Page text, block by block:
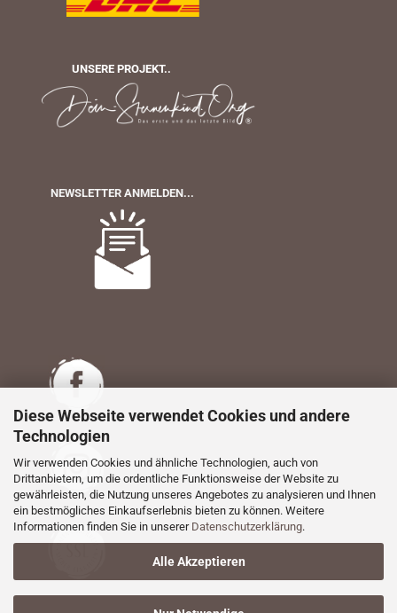
Diese Webseite verwendet Cookies und andere
Technologien
Wir verwenden Cookies und ähnliche Technologien, auch von
Drittanbietern, um die ordentliche Funktionsweise der Website zu
gewährleisten, die Nutzung unseres Angebotes zu analysieren und Ihnen
ein bestmögliches Einkaufserlebnis bieten zu können. Weitere
Informationen finden Sie in unserer Datenschutzerklärung.
Alle Akzeptieren
UNSERE PROJEKT..
NEWSLETTER ANMELDEN...